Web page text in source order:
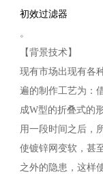
初效过滤器
。
【背景技术】
现有市场出现有各
遍的制作工艺为：
成W型的折叠式的
用一段时间之后，
使镀锌网变软，甚
之外的隐患，这样